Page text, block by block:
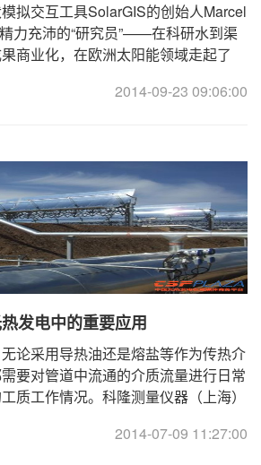
拟交互工具SolarGIS的创始人Marcel
力充沛的“研究员”——在科研水到渠
商业化，在欧洲太阳能领域走起了
2014-09-23 09:06:00
发电中的重要应用
论采用导热油还是熔盐等作为传热介
要对管道中流通的介质流量进行日常
质工作情况。科隆测量仪器（上海）
2014-07-09 11:27:00